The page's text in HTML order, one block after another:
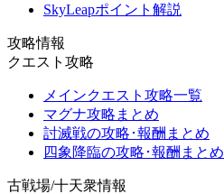
SkyLeapポイント解説
攻略情報
クエスト攻略
メインクエスト攻略一覧
マグナ攻略まとめ
討滅戦の攻略･報酬まとめ
四象降臨の攻略･報酬まとめ
古戦場/十天衆情報